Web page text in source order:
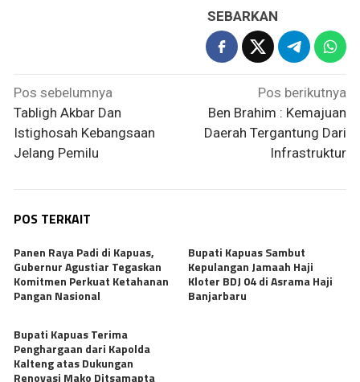
SEBARKAN
Navigasi
pos
Pos sebelumnya
Tabligh Akbar Dan
Istighosah Kebangsaan
Jelang Pemilu
Pos berikutnya
Ben Brahim : Kemajuan
Daerah Tergantung Dari
Infrastruktur
POS TERKAIT
Panen Raya Padi di Kapuas,
Gubernur Agustiar Tegaskan
Komitmen Perkuat Ketahanan
Pangan Nasional
Bupati Kapuas Sambut
Kepulangan Jamaah Haji
Kloter BDJ 04 di Asrama Haji
Banjarbaru
Bupati Kapuas Terima
Penghargaan dari Kapolda
Kalteng atas Dukungan
Renovasi Mako Ditsamapta